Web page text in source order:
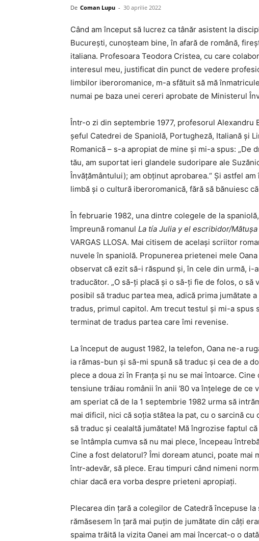
De Coman Lupu - 30 aprilie 2022
Când am început să lucrez ca tânăr asistent la
București, cunoșteam bine, în afară de română,
italiana. Profesoara Teodora Cristea, cu care
interesul meu, justificat din punct de vedere
limbilor iberoromanice, m-a sfătuit să mă
numai pe baza unei cereri aprobate de Ministerul
Într-o zi din septembrie 1977, profesorul Alexandru
șeful Catedrei de Spaniolă, Portugheză, Italiană și
Romanică – s-a apropiat de mine și mi-a spus: „De
tău, am suportat ieri glandele sudoripare ale
Învățământului); am obținut aprobarea.“ Și astfel
limbă și o cultură iberoromanică, fără să bănuiesc
În februarie 1982, una dintre colegele de la
împreună romanul La tía Julia y el escribidor/
VARGAS LLOSA. Mai citisem de același scriitor
nuvele în spaniolă. Propunerea prietenei mele
observat că ezit să-i răspund și, în cele din urmă, i-
traducător. „O să-ți placă și o să-ți fie de folos, o să
posibil să traduc partea mea, adică prima jumătate
tradus, primul capitol. Am trecut testul și mi-a spus
terminat de tradus partea care îmi revenise.
La început de august 1982, la telefon, Oana ne-a
ia rămas-bun și să-mi spună să traduc și cea de a
plece a doua zi în Franța și nu se mai întoarce.
tensiune trăiau românii în anii ’80 va înțelege de ce
am speriat că de la 1 septembrie 1982 urma să
mai dificil, nici că soția stătea la pat, cu o sarcină
să traduc și cealaltă jumătate! Mă îngrozise faptul
se întâmpla cumva să nu mai plece, începeau
Cine a fost delatorul? Îmi doream atunci, poate mai
într-adevăr, să plece. Erau timpuri când nimeni
chiar dacă era vorba despre prieteni apropiați.
Plecarea din țară a colegilor de Catedră începuse
rămăsesem în țară mai puțin de jumătate din câți
spaima trăită la vizita Oanei am mai încercat-o o